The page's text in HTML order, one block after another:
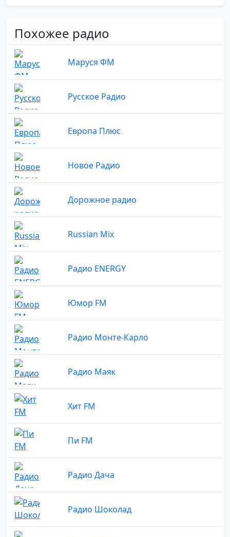
Похожее радио
Маруся ФМ
Русское Радио
Европа Плюс
Новое Радио
Дорожное радио
Russian Mix
Радио ENERGY
Юмор FM
Радио Монте-Карло
Радио Маяк
Хит FM
Пи FM
Радио Дача
Радио Шоколад